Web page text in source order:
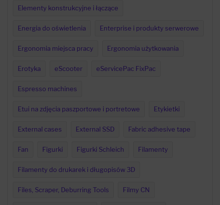
Elementy konstrukcyjne i łączące
Energia do oświetlenia Enterprise i produkty serwerowe
Ergonomia miejsca pracy Ergonomia użytkowania
Erotyka eScooter eServicePac FixPac
Espresso machines
Etui na zdjęcia paszportowe i portretowe Etykietki
External cases External SSD Fabric adhesive tape
Fan Figurki Figurki Schleich Filamenty
Filamenty do drukarek i długopisów 3D
Files, Scraper, Deburring Tools Filmy CN